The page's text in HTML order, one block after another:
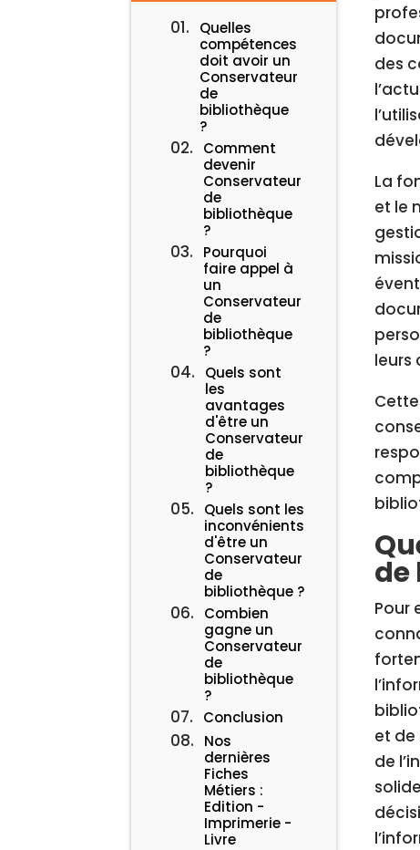
Quelles
compétences
doit avoir un
Conservateur
de
bibliothèque
?
Comment
devenir
Conservateur
de
bibliothèque
?
Pourquoi
faire appel à
un
Conservateur
de
bibliothèque
?
Quels sont
les
avantages
d'être un
Conservateur
de
bibliothèque
?
Quels sont les
inconvénients
d'être un
Conservateur
de
bibliothèque ?
Combien
gagne un
Conservateur
de
bibliothèque
?
Conclusion
Nos
dernières
Fiches
Métiers :
Edition -
Imprimerie -
Livre
des
La
et le
leurs
de
Pour
et
de